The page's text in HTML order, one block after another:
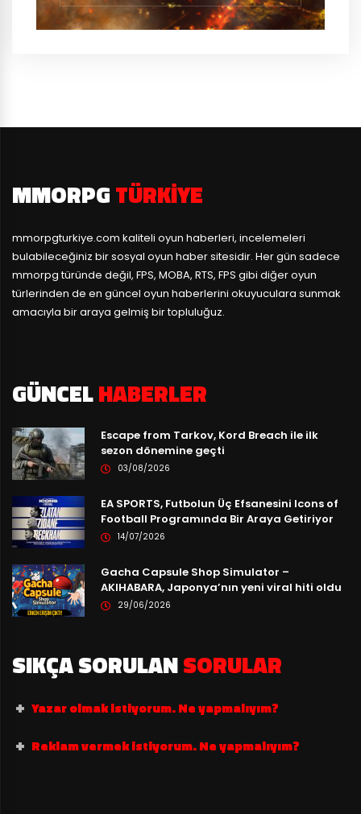
MMORPGTÜRKIYE
mmorpgturkiye.com kaliteli oyun haberleri, incelemeleri
bulabileceğiniz bir sosyal oyun haber sitesidir. Her gün sadece
mmorpg türünde değil, FPS, MOBA, RTS, FPS gibi diğer oyun
türlerinden de en güncel oyun haberlerini okuyuculara sunmak
amacıyla bir araya gelmiş bir topluluğuz.
GÜNCELHABERLER
Escape from Tarkov, Kord Breach ile ilk
sezon dönemine geçti
03/08/2026
EA SPORTS, Futbolun Üç Efsanesini Icons of
Football Programında Bir Araya Getiriyor
14/07/2026
Gacha Capsule Shop Simulator –
AKIHABARA, Japonya’nın yeni viral hiti oldu
29/06/2026
SIKÇA SORULANSORULAR
Yazar olmak istiyorum. Ne yapmalıyım?
Reklam vermek istiyorum. Ne yapmalıyım?